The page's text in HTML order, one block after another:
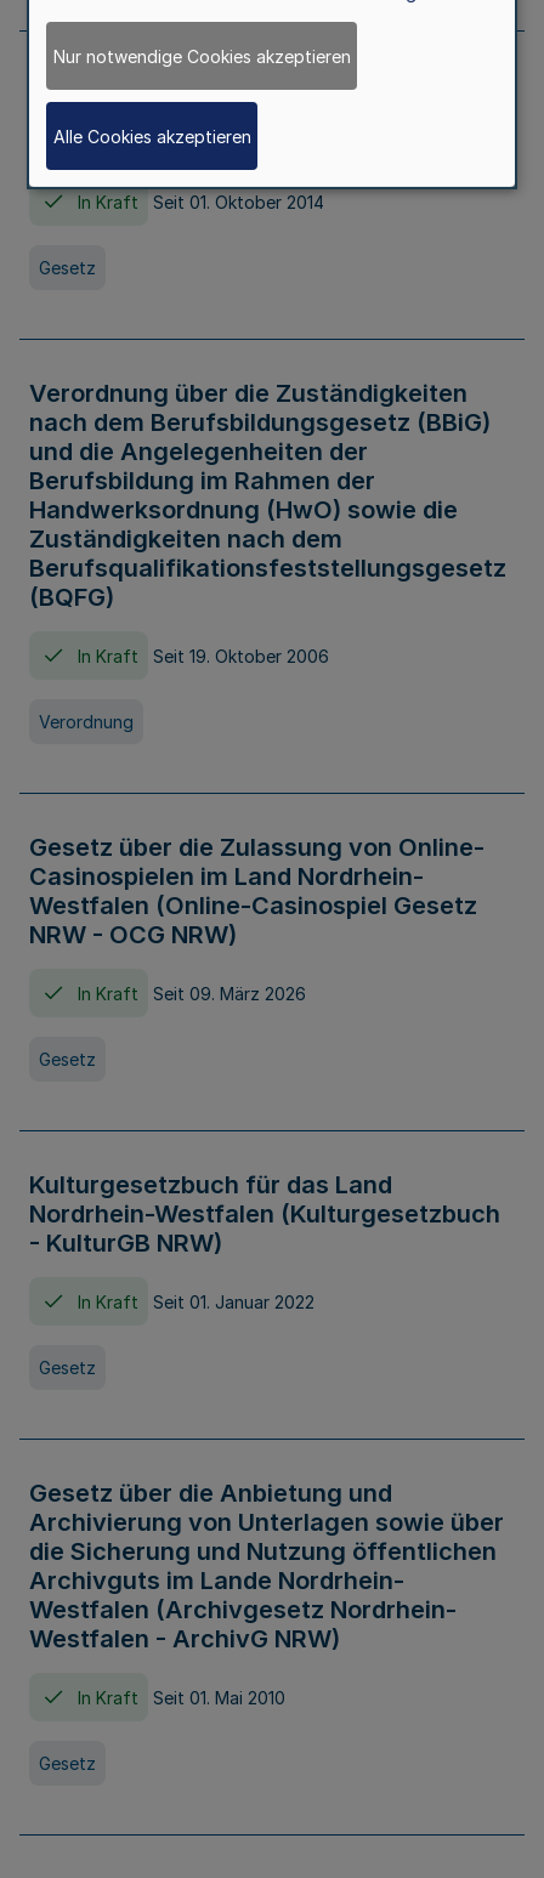
Gesetz über die Hochschulen des Landes
Nordrhein-Westfalen (Hochschulgesetz -
HG)
In Kraft Seit 01. Oktober 2014
Gesetz
Verordnung über die Zuständigkeiten
nach dem Berufsbildungsgesetz (BBiG)
und die Angelegenheiten der
Berufsbildung im Rahmen der
Handwerksordnung (HwO) sowie die
Zuständigkeiten nach dem
Berufsqualifikationsfeststellungsgesetz
(BQFG)
In Kraft Seit 19. Oktober 2006
Verordnung
Gesetz über die Zulassung von Online-
Casinospielen im Land Nordrhein-
Westfalen (Online-Casinospiel Gesetz
NRW - OCG NRW)
In Kraft Seit 09. März 2026
Gesetz
Kulturgesetzbuch für das Land
Nordrhein-Westfalen (Kulturgesetzbuch
- KulturGB NRW)
In Kraft Seit 01. Januar 2022
Gesetz
Gesetz über die Anbietung und
Archivierung von Unterlagen sowie über
die Sicherung und Nutzung öffentlichen
Archivguts im Lande Nordrhein-
Westfalen (Archivgesetz Nordrhein-
Westfalen - ArchivG NRW)
In Kraft Seit 01. Mai 2010
Gesetz
Nur notwendige Cookies akzeptieren
Alle Cookies akzeptieren